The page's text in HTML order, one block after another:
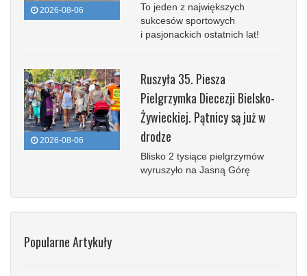
2026-08-06
To jeden z największych
sukcesów sportowych
i pasjonackich ostatnich lat!
2026-08-06
Ruszyła 35. Piesza
Pielgrzymka Diecezji Bielsko-
Żywieckiej. Pątnicy są już w
drodze
Blisko 2 tysiące pielgrzymów
wyruszyło na Jasną Górę
Popularne Artykuły